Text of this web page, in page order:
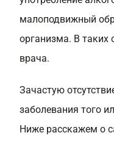
малоподвижный
организма. В
врача.
Зачастую
заболевания того
Ниже расскажем о